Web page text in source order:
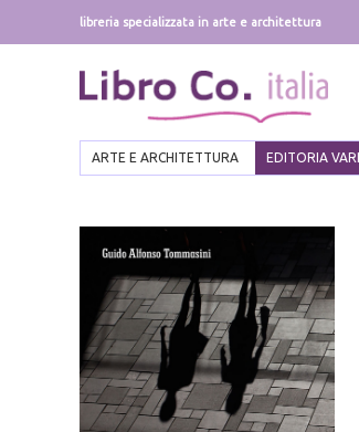
libreria specializzata in arte e architettura
ARTE E ARCHITETTURA EDITORIA